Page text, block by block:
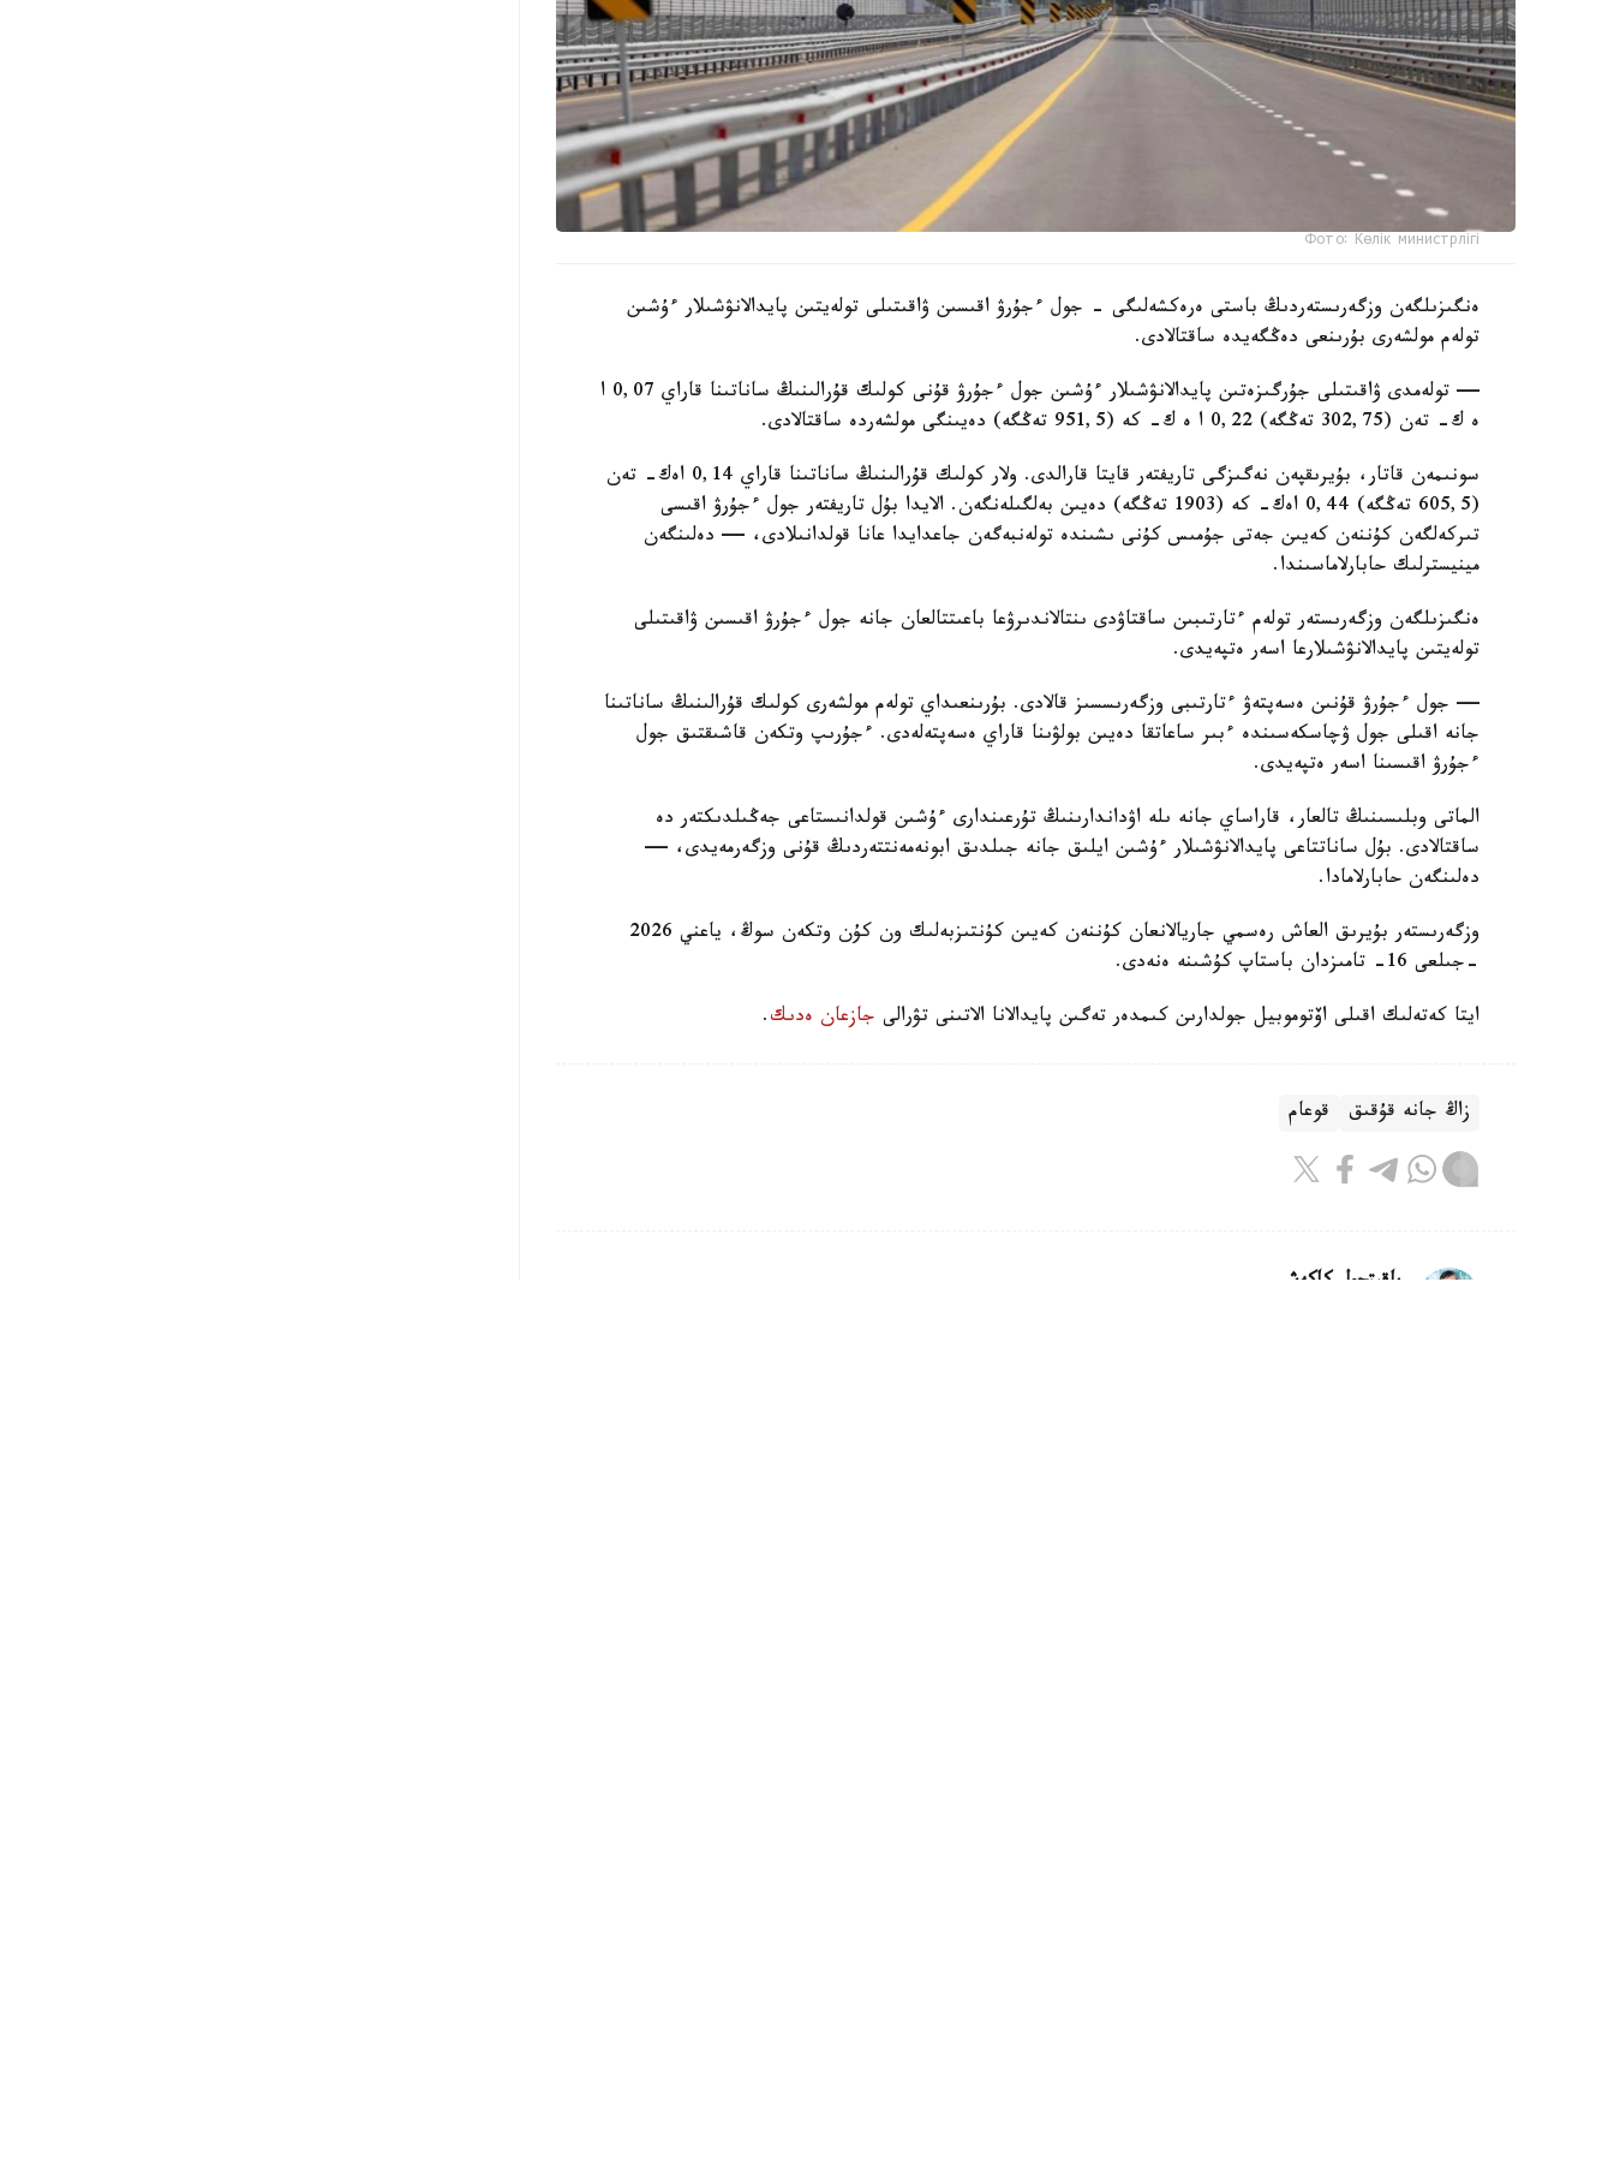
Фото: Көлік министрлігі
ەنگىزىلگەن وزگەرىستەردىڭ باستى ەرەكشەلىگى - جول ءجۇرۋ اقىسىن ۋاقىتىلى تولەيتىن پايدالانۋشىلار ءۇشىن
تولەم مولشەرى بۇرىنعى دەڭگەيدە ساقتالادى.
— تولەمدى ۋاقىتىلى جۇرگىزەتىن پايدالانۋشىلار ءۇشىن جول ءجۇرۋ قۇنى كولىك قۇرالىنىڭ ساناتىنا قاراي 0,07 ا
ە ك- تەن (302,75 تەڭگە) 0,22 ا ە ك- كە (951,5 تەڭگە) دەيىنگى مولشەردە ساقتالادى.
سونىمەن قاتار، بۇيرىقپەن نەگىزگى تاريفتەر قايتا قارالدى. ولار كولىك قۇرالىنىڭ ساناتىنا قاراي 0,14 اەك- تەن
(605,5 تەڭگە) 0,44 اەك- كە (1903 تەڭگە) دەيىن بەلگىلەنگەن. الايدا بۇل تاريفتەر جول ءجۇرۋ اقىسى
تىركەلگەن كۇننەن كەيىن جەتى جۇمىس كۇنى ىشىندە تولەنبەگەن جاعدايدا عانا قولدانىلادى، — دەلىنگەن
مينيسترلىك حابارلاماسىندا.
ەنگىزىلگەن وزگەرىستەر تولەم ءتارتىبىن ساقتاۋدى ىنتالاندىرۋعا باعىتتالعان جانە جول ءجۇرۋ اقىسىن ۋاقىتىلى
تولەيتىن پايدالانۋشىلارعا اسەر ەتپەيدى.
— جول ءجۇرۋ قۇنىن ەسەپتەۋ ءتارتىبى وزگەرىسسىز قالادى. بۇرىنعىداي تولەم مولشەرى كولىك قۇرالىنىڭ ساناتىنا
جانە اقىلى جول ۋچاسكەسىندە ءبىر ساعاتقا دەيىن بولۋىنا قاراي ەسەپتەلەدى. ءجۇرىپ وتكەن قاشىقتىق جول
ءجۇرۋ اقىسىنا اسەر ەتپەيدى.
الماتى وبلىسىنىڭ تالعار، قاراساي جانە ىلە اۋداندارىنىڭ تۇرعىندارى ءۇشىن قولدانىستاعى جەڭىلدىكتەر دە
ساقتالادى. بۇل ساناتتاعى پايدالانۋشىلار ءۇشىن ايلىق جانە جىلدىق ابونەمەنتتەردىڭ قۇنى وزگەرمەيدى، —
دەلىنگەن حابارلامادا.
وزگەرىستەر بۇيرىق العاش رەسمي جاريالانعان كۇننەن كەيىن كۇنتىزبەلىك ون كۇن وتكەن سوڭ، ياعني 2026
-جىلعى 16- تامىزدان باستاپ كۇشىنە ەنەدى.
ايتا كەتەلىك اقىلى اۆتوموبيل جولدارىن كىمدەر تەگىن پايدالانا الاتىنى تۋرالى جازعان ەدىك.
زاڭ جانە قۇقىق قوعام
باقىتجول كاكەش